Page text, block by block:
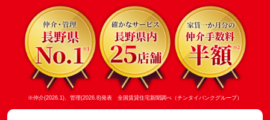
※仲介(2026.1)、管理(2026.8)発表 全国賃貸住宅新聞調べ（チンタイバンクグループ）